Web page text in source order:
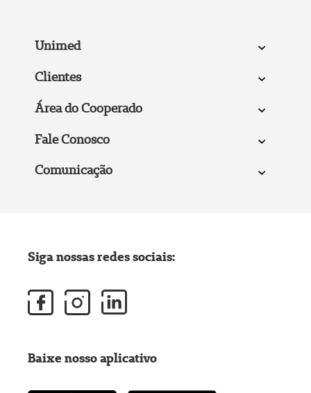
Unimed
Clientes
Área do Cooperado
Fale Conosco
Comunicação
Siga nossas redes sociais:
Baixe nosso aplicativo